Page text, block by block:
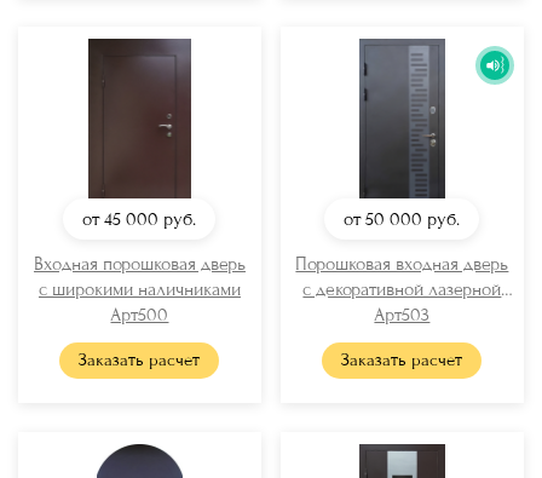
от 45 000 руб.
Входная порошковая дверь
с широкими наличниками
Арт500
Заказать расчет
от 50 000 руб.
Порошковая входная дверь
с декоративной лазерной
резкой
Арт503
Заказать расчет